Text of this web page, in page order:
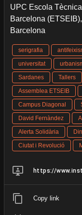
UPC Escola
Barcelona
Barcelona
serigrafia
universitat
Sardanes
Tallers
Assemblea ETSEIB
Campus Diagonal
David Fernàndez
Alerta Solidària
Ciutat i Revolució
https://
Copy link